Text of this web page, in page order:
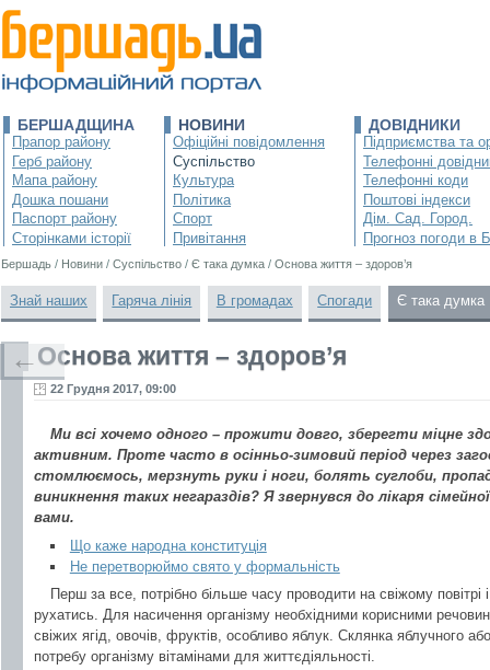
БЕРШАДЩИНА
Прапор району
Герб району
Мапа району
Дошка пошани
Паспорт району
Сторінками історії
НОВИНИ
Офіційні повідомлення
Суспільство
Культура
Політика
Спорт
Привітання
ДОВІДНИКИ
Підприємства та
Телефонні
Телефонні коди
Поштові індекси
Дім. Сад. Город.
Прогноз погоди в
Бершадь / Новини / Суспільство / Є така думка / Основа життя – здоров’я
Знай наших Гаряча лінія В громадах Спогади Є така думка
Основа життя – здоров’я
22 Грудня 2017, 09:00
Ми всі хочемо одного – прожити довго, зберегти міцне
активним. Проте часто в осінньо-зимовий період через
стомлюємось, мерзнуть руки і ноги, болять суглоби,
виникнення таких негараздів? Я звернувся до лікаря
вами.
Що каже народна конституція
Не перетворюймо свято у формальність
Перш за все, потрібно більше часу проводити на свіжому повітрі і
рухатись. Для насичення організму необхідними корисними
свіжих ягід, овочів, фруктів, особливо яблук. Склянка яблучного
потребу організму вітамінами для життєдіяльності.
←